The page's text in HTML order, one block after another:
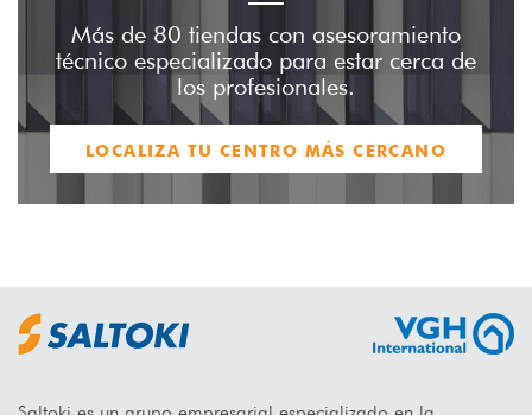
Más de 80 tiendas con asesoramiento
técnico especializado para estar cerca de
los profesionales.
LOCALIZA TU CENTRO MÁS CERCANO